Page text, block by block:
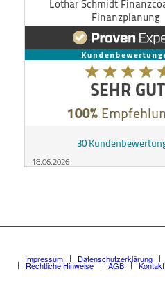
Impressum Datenschutzerklärung
Rechtliche Hinweise AGB Kontakt